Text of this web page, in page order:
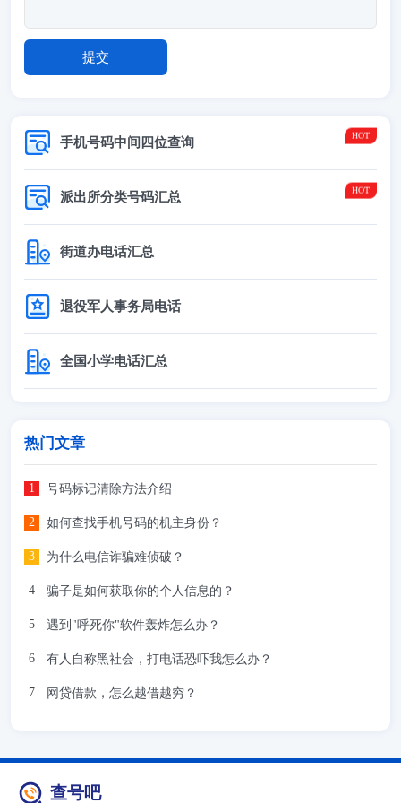
手机号码中间四位查询
派出所分类号码汇总
街道办电话汇总
退役军人事务局电话
全国小学电话汇总
热门文章
号码标记清除方法介绍
如何查找手机号码的机主身份？
为什么电信诈骗难侦破？
骗子是如何获取你的个人信息的？
遇到"呼死你"软件轰炸怎么办？
有人自称黑社会，打电话恐吓我怎么办？
网贷借款，怎么越借越穷？
查号吧